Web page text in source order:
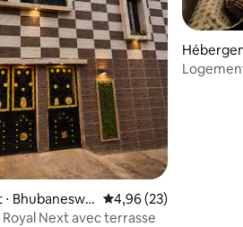
Bhubaneswa
Évaluation moyenne
4,96 (23)
Next avec terrasse